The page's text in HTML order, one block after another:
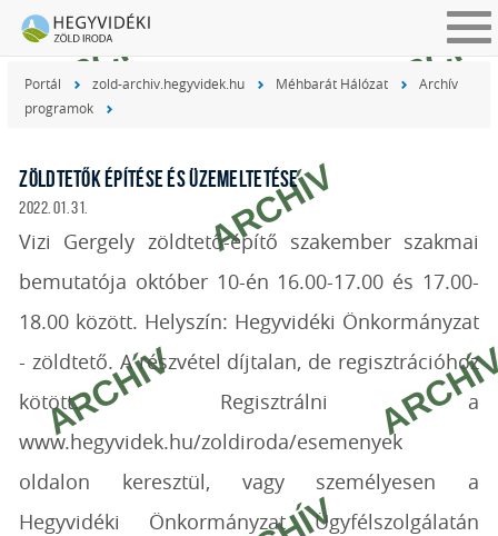
Portál zold-archiv.hegyvidek.hu Méhbarát Hálózat
Archív
programok
ZÖLDTETŐK ÉPÍTÉSE ÉS ÜZEMELTETÉSE
2022. 01. 31.
Vizi Gergely zöldtető-építő szakember szakmai
bemutatója október 10-én 16.00-17.00 és 17.00-
18.00 között. Helyszín: Hegyvidéki Önkormányzat
- zöldtető. A részvétel díjtalan, de regisztrációhoz
kötött. Regisztrálni a
www.hegyvidek.hu/zoldiroda/esemenyek
oldalon keresztül, vagy személyesen a
Hegyvidéki Önkormányzat Ügyfélszolgálatán